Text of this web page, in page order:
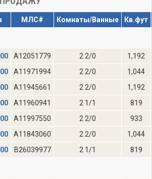
МЛС# Комнаты/Ванные Кв.фут
A12051779 2 2/0
1,192
A11971994 2 2/0
1,044
A11945661 2 2/0
1,192
A11960941 2 1/1
819
A11997550 2 2/0
933
A11843060 2 2/0
1,044
B26039977 2 1/1 819